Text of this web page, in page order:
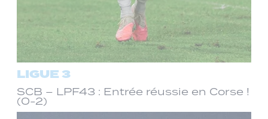
LIGUE 3
SCB – LPF43 : Entrée réussie en Corse !
(0-2)